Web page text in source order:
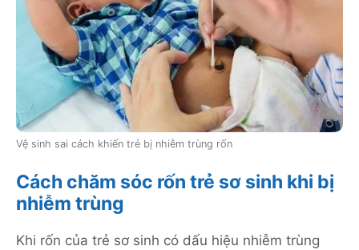
Vệ sinh sai cách khiến trẻ bị nhiễm trùng rốn
Cách chăm sóc rốn trẻ sơ sinh khi bị
nhiễm trùng
Khi rốn của trẻ sơ sinh có dấu hiệu nhiễm trùng